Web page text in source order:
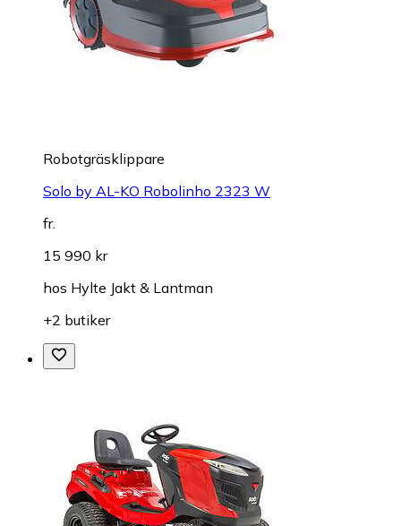
Robotgräsklippare
Solo by AL-KO Robolinho 2323 W
fr.
15 990 kr
hos Hylte Jakt & Lantman
+2 butiker